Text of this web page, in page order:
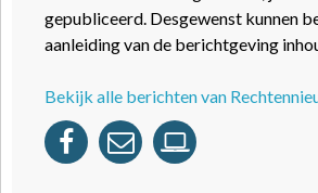
gepubliceerd. Desgewenst kunnen
aanleiding van de berichtgeving
Bekijk alle berichten van